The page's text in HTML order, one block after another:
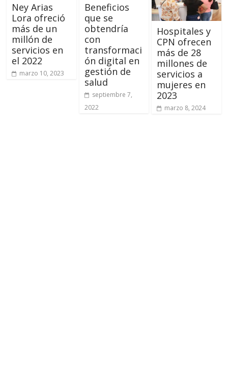
Ney Arias
Lora ofreció
más de un
millón de
servicios en
el 2022
marzo 10, 2023
Beneficios
que se
obtendría
con
transformaci
ón digital en
gestión de
salud
septiembre 7,
2022
Hospitales y
CPN ofrecen
más de 28
millones de
servicios a
mujeres en
2023
marzo 8, 2024